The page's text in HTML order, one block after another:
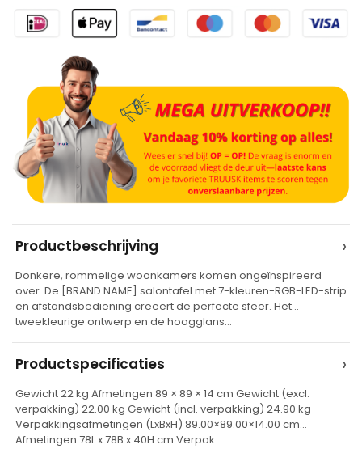
t
e
r
a
t
v
Productbeschrijving ›
Donkere, rommelige woonkamers komen ongeïnspireerd
over. De [BRAND NAME] salontafel met 7-kleuren-RGB-LED-strip
en afstandsbediening creëert de perfecte sfeer. Het
tweekleurige ontwerp en de hoogglans…
Productspecificaties ›
Gewicht 22 kg Afmetingen 89 × 89 × 14 cm Gewicht (excl.
verpakking) 22.00 kg Gewicht (incl. verpakking) 24.90 kg
Verpakkingsafmetingen (LxBxH) 89.00×89.00×14.00 cm
Afmetingen 78L x 78B x 40H cm Verpak…